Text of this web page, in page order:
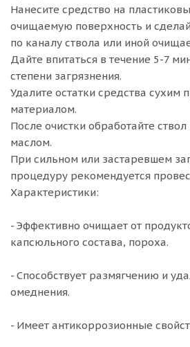
Нанесите средство на
очищаемую поверхность и
по каналу ствола или иной
Дайте впитаться в течение 5-7
степени загрязнения.
Удалите остатки средства сухим
материалом.
После очистки обработайте
маслом.
При сильном или застаревшем
процедуру рекомендуется
Характеристики:
- Эффективно очищает от
капсюльного состава, пороха.
- Способствует размягчению и
омеднения.
- Имеет антикоррозионные